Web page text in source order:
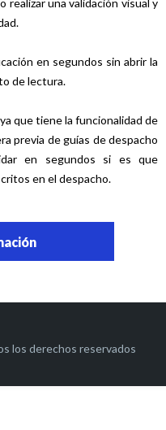
realizar una validación visual y
en segundos sin abrir la
de lectura.
que tiene la funcionalidad de
previa de guías de despacho
en segundos si es que
en el despacho.
los derechos reservados